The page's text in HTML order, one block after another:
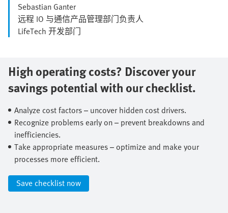
Sebastian Ganter
远程 IO 与通信产品管理部门负责人
LifeTech 开发部门
High operating costs? Discover your
savings potential with our checklist.​
Analyze cost factors – uncover hidden cost drivers.​
Recognize problems early on – prevent breakdowns and
inefficiencies.​
Take appropriate measures – optimize and make your
processes more efficient.​
Save checklist now​